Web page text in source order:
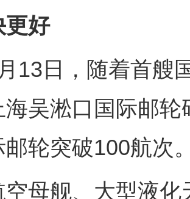
更好
日，随着首艘国
海吴淞口国际邮
邮轮突破100航次
舰、大型液化